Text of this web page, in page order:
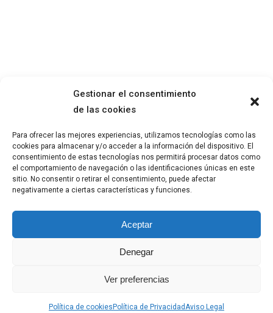
Gestionar el consentimiento
de las cookies
Para ofrecer las mejores experiencias, utilizamos tecnologías como las
cookies para almacenar y/o acceder a la información del dispositivo. El
consentimiento de estas tecnologías nos permitirá procesar datos como
el comportamiento de navegación o las identificaciones únicas en este
sitio. No consentir o retirar el consentimiento, puede afectar
negativamente a ciertas características y funciones.
Aceptar
Denegar
Ver preferencias
Política de cookies Política de PrivacidadAviso Legal
OBRA
POLÍTICA DE PRIVACIDAD
BLOG
POLÍTICA DE COOKIES
© 2023Ángeles Alcántara, Todos los
derechos reservados.
angelesalcantara@gmail.com
@angelesalcantarasanchez